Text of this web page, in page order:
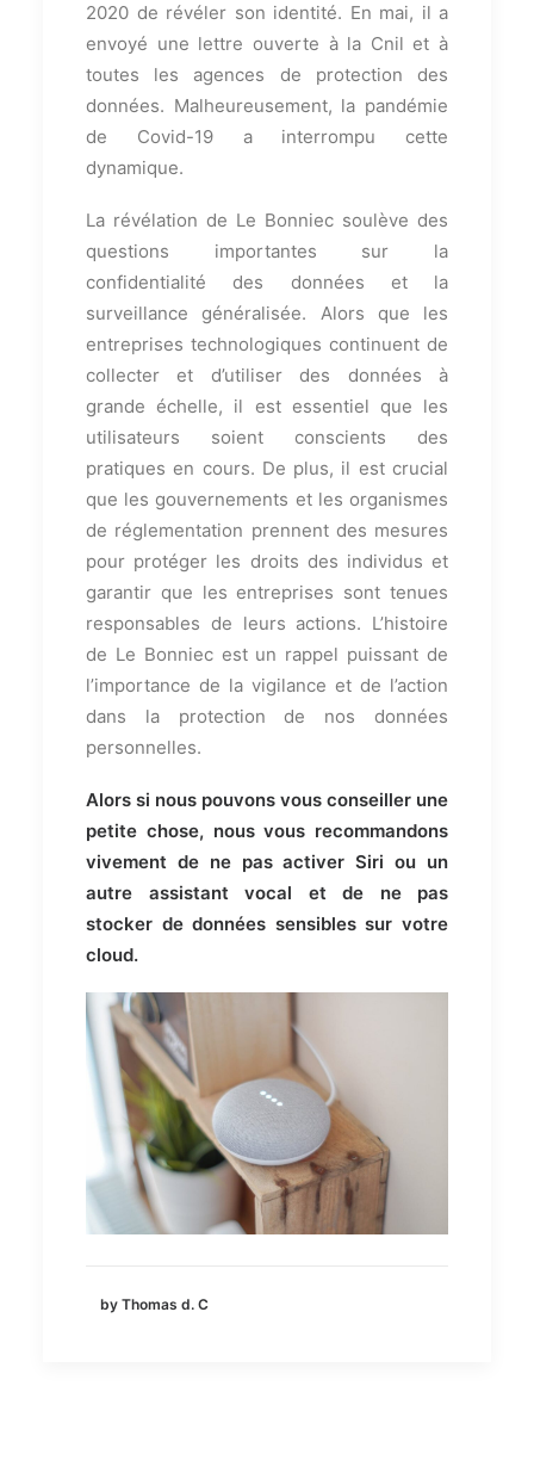
2020 de révéler son identité. En mai, il a
envoyé une lettre ouverte à la Cnil et à
toutes les agences de protection des
données. Malheureusement, la pandémie
de Covid-19 a interrompu cette
dynamique.
La révélation de Le Bonniec soulève des
questions importantes sur la
confidentialité des données et la
surveillance généralisée. Alors que les
entreprises technologiques continuent de
collecter et d’utiliser des données à
grande échelle, il est essentiel que les
utilisateurs soient conscients des
pratiques en cours. De plus, il est crucial
que les gouvernements et les organismes
de réglementation prennent des mesures
pour protéger les droits des individus et
garantir que les entreprises sont tenues
responsables de leurs actions. L’histoire
de Le Bonniec est un rappel puissant de
l’importance de la vigilance et de l’action
dans la protection de nos données
personnelles.
Alors si nous pouvons vous conseiller une
petite chose, nous vous recommandons
vivement de ne pas activer Siri ou un
autre assistant vocal et de ne pas
stocker de données sensibles sur votre
cloud.
by Thomas d. C